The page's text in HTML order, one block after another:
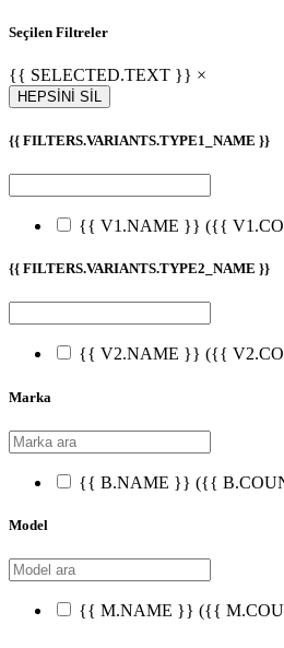
Seçilen Filtreler
{{ SELECTED.TEXT }} ×
HEPSİNİ SİL
{{ FILTERS.VARIANTS.TYPE1_NAME }}
{{ V1.NAME }} ({{
{{ FILTERS.VARIANTS.TYPE2_NAME }}
{{ V2.NAME }} ({{
Marka
{{ B.NAME }} ({{
Model
{{ M.NAME }} ({{